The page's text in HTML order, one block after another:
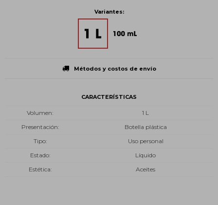
Variantes:
Métodos y costos de envío
CARACTERÍSTICAS
Volumen
1 L
Presentación
Botella plástica
Tipo
Uso personal
Estado
Líquido
Estética
Aceites